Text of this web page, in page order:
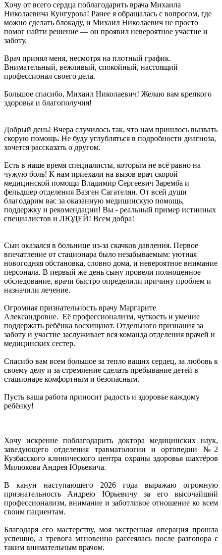
Хочу от всего сердца поблагодарить врача Михаила
Николаевича Кунгурова! Ранее я обращалась с вопросом, где
можно сделать блокаду, и Михаил Николаевич не просто
помог найти решение — он проявил невероятное участие и
заботу.
Врач принял меня, несмотря на плотный график.
Внимательный, вежливый, спокойный, настоящий
профессионал своего дела.
Большое спасибо, Михаил Николаевич! Желаю вам крепкого
здоровья и благополучия!
Добрый день! Вчера случилось так, что нам пришлось вызвать
скорую помощь. Не буду углубляться в подробности диагноза,
хочется рассказать о другом.
Есть в наше время специалисты, которым не всё равно на
чужую боль! К нам приехали на вызов врач скорой
медицинской помощи Владимир Сергеевич Заремба и
фельдшер отделения Вазген Сагателян. От всей души
благодарим вас за оказанную медицинскую помощь,
поддержку и рекомендации! Вы - реальный пример истинных
специалистов и ЛЮДЕЙ! Всем добра!
Сын оказался в больнице из-за скачков давления. Первое
впечатление от стационара было незабываемым: уютная
новогодняя обстановка, словно дома, и невероятное внимание
персонала. В первый же день сыну провели полноценное
обследование, врачи быстро определили причину проблем и
назначили лечение.
Огромная признательность врачу Маргарите
Александровне. Её профессионализм, чуткость и умение
поддержать ребёнка восхищают. Отдельного признания за
заботу и участие заслуживает вся команда отделения врачей и
медицинских сестер.
Спасибо вам всем большое за тепло ваших сердец, за любовь к
своему делу и за стремление сделать пребывание детей в
стационаре комфортным и безопасным.
Пусть ваша работа приносит радость и здоровье каждому
ребёнку!
Хочу искренне поблагодарить доктора медицинских наук,
заведующего отделения травматологии и ортопедии №2
Кузбасского клинического центра охраны здоровья шахтёров
Милюкова Андрея Юрьевича.
В канун наступающего 2026 года выражаю огромную
признательность Андрею Юрьевичу за его высочайший
профессионализм, внимание и заботливое отношение ко всем
своим пациентам.
Благодаря его мастерству, моя экстренная операция прошла
успешно, а тревога мгновенно рассеялась после разговора с
таким внимательным врачом.